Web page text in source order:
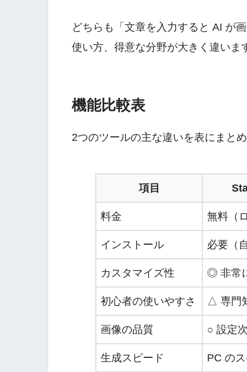
どちらも「文章を入力すると AI が
使い方、得意な分野が大きく違いま
機能比較表
2つのツールの主な違いを表にまとめ
項目
料金 無料（
インストール 必要（
カスタマイズ性 ◎ 非常
初心者の使いやすさ △ 専門
画像の品質 ○ 設定
生成スピード PC の